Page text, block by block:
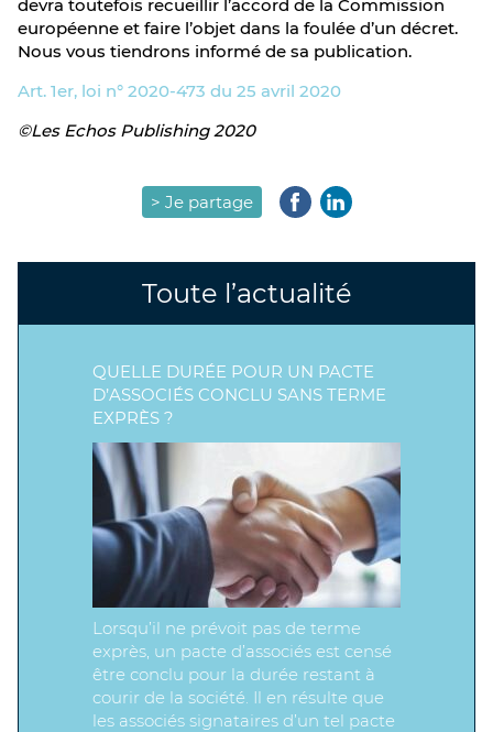
devra toutefois recueillir l’accord de la Commission
européenne et faire l’objet dans la foulée d’un décret.
Nous vous tiendrons informé de sa publication.
Art. 1er, loi n° 2020-473 du 25 avril 2020
©Les Echos Publishing 2020
> Je partage
Toute l’actualité
QUELLE DURÉE POUR UN PACTE
D’ASSOCIÉS CONCLU SANS TERME
EXPRÈS ?
Lorsqu’il ne prévoit pas de terme
exprès, un pacte d’associés est censé
être conclu pour la durée restant à
courir de la société. Il en résulte que
les associés signataires d’un tel pacte